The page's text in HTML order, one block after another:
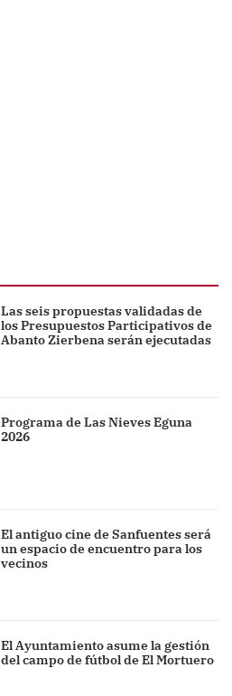
Las seis propuestas validadas de
los Presupuestos Participativos de
Abanto Zierbena serán ejecutadas
Programa de Las Nieves Eguna
2026
El antiguo cine de Sanfuentes será
un espacio de encuentro para los
vecinos
El Ayuntamiento asume la gestión
del campo de fútbol de El Mortuero